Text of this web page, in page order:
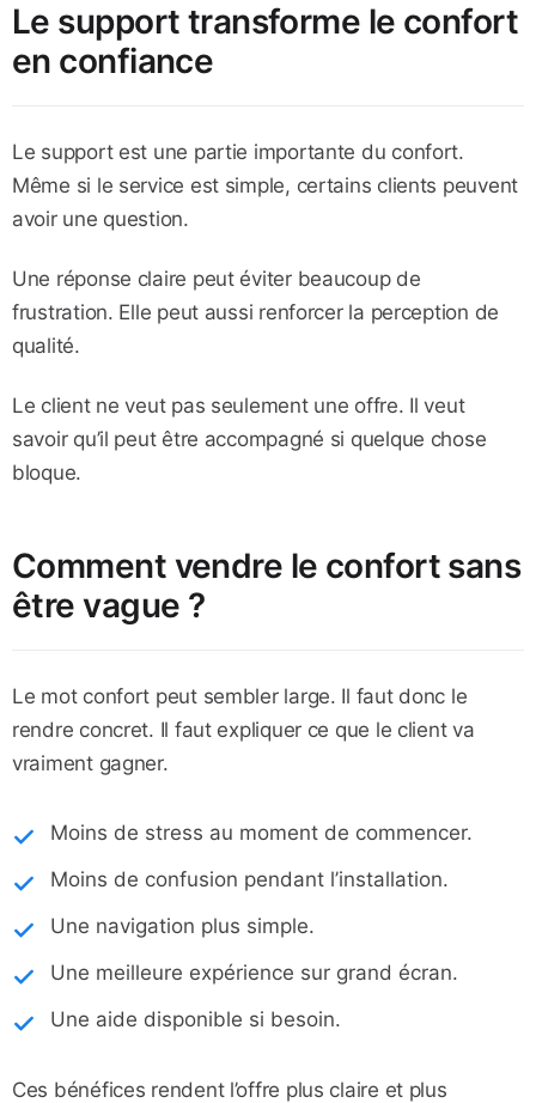
Le support transforme le confort
en confiance
Le support est une partie importante du confort.
Même si le service est simple, certains clients peuvent
avoir une question.
Une réponse claire peut éviter beaucoup de
frustration. Elle peut aussi renforcer la perception de
qualité.
Le client ne veut pas seulement une offre. Il veut
savoir qu’il peut être accompagné si quelque chose
bloque.
Comment vendre le confort sans
être vague ?
Le mot confort peut sembler large. Il faut donc le
rendre concret. Il faut expliquer ce que le client va
vraiment gagner.
Moins de stress au moment de commencer.
Moins de confusion pendant l’installation.
Une navigation plus simple.
Une meilleure expérience sur grand écran.
Une aide disponible si besoin.
Ces bénéfices rendent l’offre plus claire et plus